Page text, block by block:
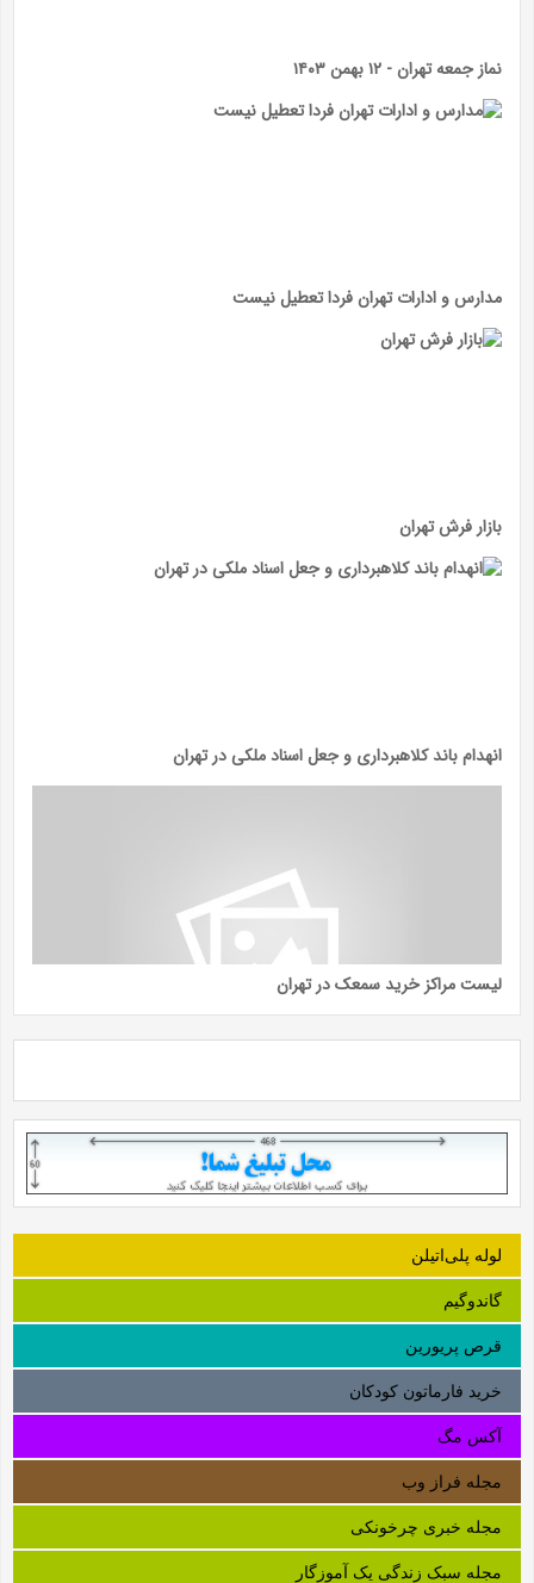
نماز جمعه تهران - ۱۲ بهمن ۱۴۰۳
مدارس و ادارات تهران فردا تعطیل نیست
بازار فرش تهران
انهدام باند کلاهبرداری و جعل اسناد ملکی در تهران
لیست مراکز خرید سمعک در تهران
لوله‌ پلی‌اتیلن
گاندوگیم
قرص پریورین
خرید فارماتون کودکان
آکس مگ
مجله فراز وب
مجله خبری چرخونکی
مجله سبک زندگی یک آموزگار